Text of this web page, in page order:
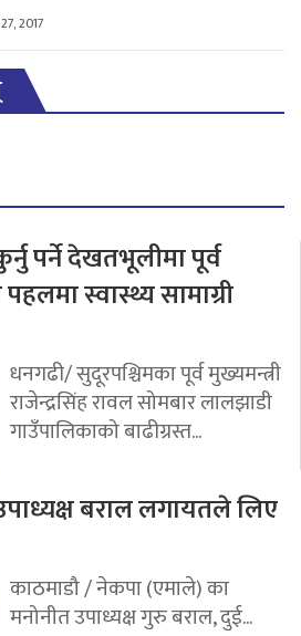
2017
पर्ने देखतभूलीमा पूर्व
स्वास्थ्य सामाग्री
धनगढी/ सुदूरपश्चिमका पूर्व मुख्यमन्त्री
राजेन्द्रसिंह रावल सोमबार लालझाडी
गाउँपालिकाको बाढीग्रस्त...
बराल लगायतले लिए
काठमाडौ / नेकपा (एमाले) का
मनोनीत उपाध्यक्ष गुरु बराल, दुई...